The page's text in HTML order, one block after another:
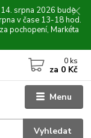
srpna 2026 bude
v čase 13-18 hod.
pochopení, Markéta
Menu
Vyhledat
0 ks
za 0 Kč